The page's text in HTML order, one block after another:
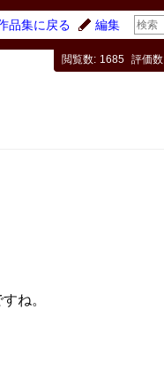
品集に戻る 編集
閲覧数 1685 評価数
ね。